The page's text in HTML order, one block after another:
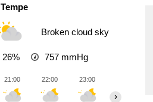
Tempe
Broken cloud sky
26% 757 mmHg
21:00 22:00 23:00
›